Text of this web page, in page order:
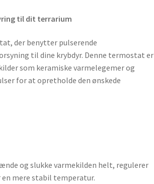
til dit terrarium
der benytter pulserende
til dine krybdyr. Denne termostat er
som keramiske varmelegemer og
for at opretholde den ønskede
og slukke varmekilden helt, regulerer
mere stabil temperatur.